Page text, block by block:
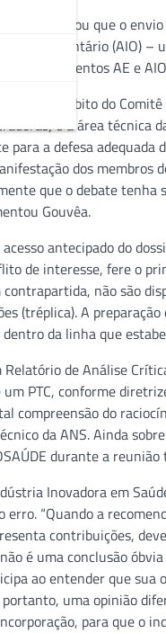
ABIIS alertou que o
Orçamentário (AIO)
dos documentos AE e
no âmbito do
e a área técnica
para a defesa
dos membros
que o debate
Gouvêa.
antecipado do
de interesse, fere o
não são
(tréplica). A
da linha que
de Análise
PTC, conforme
compreensão do
da ANS. Ainda
durante a
Inovadora em
“Quando a
contribuições,
é uma conclusão
ao entender que
uma opinião
para que o